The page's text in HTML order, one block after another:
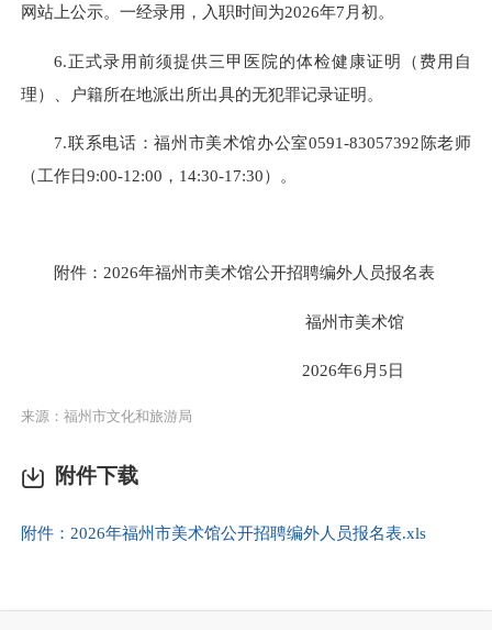
网站上公示。一经录用，入职时间为2026年7月初。
6.正式录用前须提供三甲医院的体检健康证明（费用自
理）、户籍所在地派出所出具的无犯罪记录证明。
7.联系电话：福州市美术馆办公室0591-83057392陈老师
（工作日9:00-12:00，14:30-17:30）。
附件：2026年福州市美术馆公开招聘编外人员报名表
福州市美术馆
2026年6月5日
来源：福州市文化和旅游局
附件下载
附件：2026年福州市美术馆公开招聘编外人员报名表.xls